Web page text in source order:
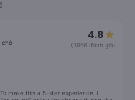
chỗ
4.8
(3966 đánh giá)
make this a 5-star experience, I